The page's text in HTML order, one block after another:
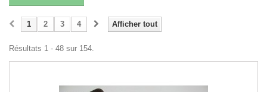
Afficher tout
1 2 3 4
Résultats 1 - 48 sur 154.